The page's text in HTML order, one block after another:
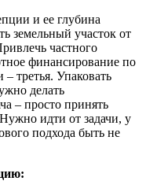
и ее глубина
земельный участок от
частного
финансирование по
третья. Упаковать
делать
– просто принять
идти от задачи, у
подхода быть не